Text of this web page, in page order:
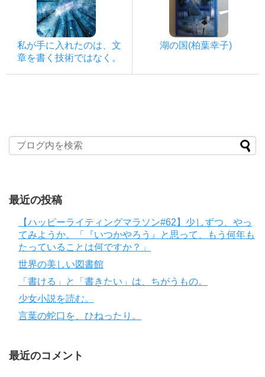
私が手に入れたのは、文
章を書く技術ではなく。
湖の国(柏葉幸子)
最近の投稿
【ハッピーライティングマラソン#62】少しずつ、やっ
てみようか。「『いつかやろう』と思って、もう何年も
たっていることは何ですか？」
世界の美しい図書館
「書ける」と「書きたい」は、ちがうもの。
少女小説を読む。
言葉の蛇口を、ひねったり。
最近のコメント